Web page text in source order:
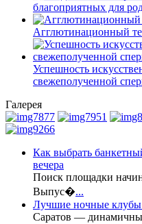
благоприятных для
Агглютинационный
Успешность
свежеполученной
Галерея
Как выбрать
вечера
Поиск площадки
Выпус�...
Лучшие ночные клубы
Саратов —